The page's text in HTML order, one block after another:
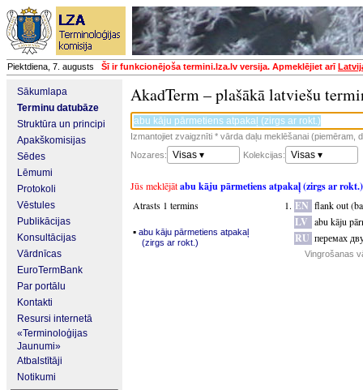
Piektdiena, 7. augusts Šī ir funkcionējoša termini.lza.lv versija. Apmeklējiet arī
Sākumlapa
Terminu datubāze
Struktūra un principi
Apakškomisijas
Sēdes
Lēmumi
Protokoli
Vēstules
Publikācijas
Konsultācijas
Vārdnīcas
EuroTermBank
Par portālu
Kontakti
Resursi internetā
«Terminoloģijas
Jaunumi»
Atbalstītāji
Notikumi
AkadTerm – plašākā latviešu
Izmantojiet zvaigznīti * vārda daļu meklēšanai (piemēram,
Nozares:
Visas ▾ Kolekcijas: Visas ▾
Jūs meklējātabu kāju pārmetiens atpakaļ (zirgs ar rokt.)
Atrasts 1 termins
▪ abu kāju pārmetiens atpakaļ
(zirgs ar rokt.)
EN flank out
LV abu kāju
RU перемах
Vingrošanas